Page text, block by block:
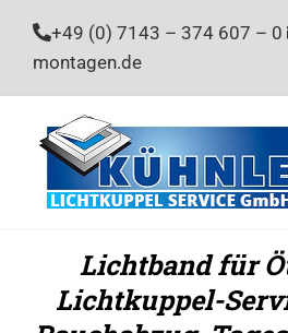
Inhalt
springen
+49 (0) 7143 – 374 607 – 0
montagen.de
Lichtband für
Lichtkuppel-